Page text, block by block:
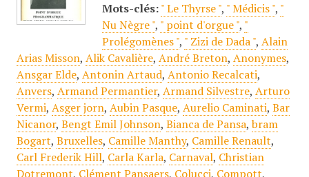
Mots-clés: " Le Thyrse ", " Médicis ", "
Nu Nègre ", " point d'orgue ", "
Prolégomènes ", " Zizi de Dada ", Alain
Arias Misson, Alik Cavalière, André Breton, Anonymes,
Ansgar Elde, Antonin Artaud, Antonio Recalcati,
Anvers, Armand Permantier, Armand Silvestre, Arturo
Vermi, Asger jorn, Aubin Pasque, Aurelio Caminati, Bar
Nicanor, Bengt Emil Johnson, Bianca de Pansa,bram
Bogart, Bruxelles, Camille Manthy, Camille Renault,
Carl Frederik Hill, Carla Karla, Carnaval, Christian
Dotremont, Clément Pansaers, Colucci, Compott,